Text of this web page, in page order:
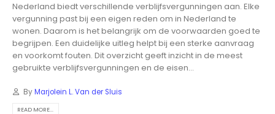
Nederland biedt verschillende verblijfsvergunningen aan. Elke
vergunning past bij een eigen reden om in Nederland te
wonen. Daarom is het belangrijk om de voorwaarden goed te
begrijpen. Een duidelijke uitleg helpt bij een sterke aanvraag
en voorkomt fouten. Dit overzicht geeft inzicht in de meest
gebruikte verblijfsvergunningen en de eisen...
ByMarjolein L. Van der Sluis
READ MORE...